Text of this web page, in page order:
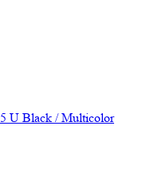
U Black / Multicolor